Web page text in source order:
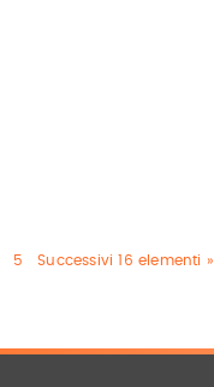
Successivi 16 elementi »
5